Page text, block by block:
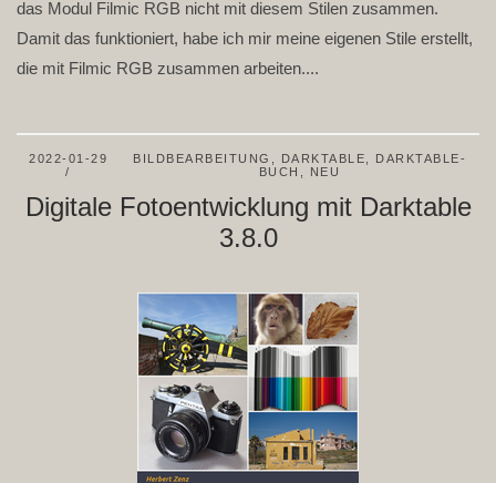
das Modul Filmic RGB nicht mit diesem Stilen zusammen.
Damit das funktioniert, habe ich mir meine eigenen Stile erstellt,
die mit Filmic RGB zusammen arbeiten....
2022-01-29 BILDBEARBEITUNG DARKTABLE
DARKTABLE-
BUCH
NEU
Digitale Fotoentwicklung mit Darktable
3.8.0